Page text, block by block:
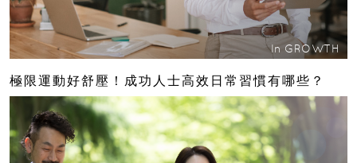
In GROWTH
極限運動好舒壓！成功人士高效日常習慣有哪些？